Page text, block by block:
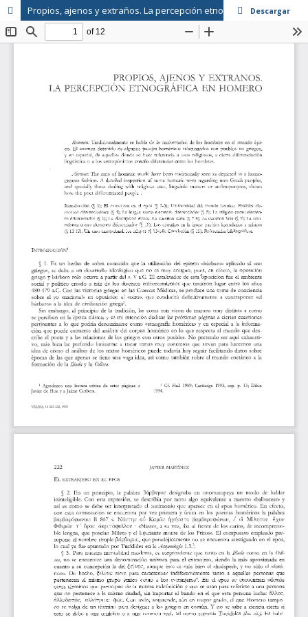
Propios, ajenos y extraños. La percepción etnográfica en Homero
Descargar